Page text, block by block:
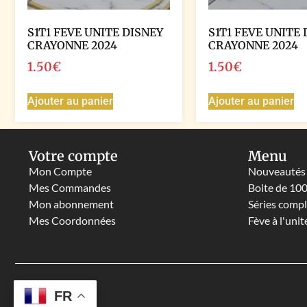
S1T1 FEVE UNITE DISNEY
CRAYONNE 2024
1.50€
Ajouter au panier
S1T1 FEVE UNITE
CRAYONNE 2024
1.50€
Ajouter au panier
Votre compte
Mon Compte
Mes Commandes
Mon abonnement
Mes Coordonnées
Menu
Nouveautés
Boite de 100
Séries
Fève à
FR